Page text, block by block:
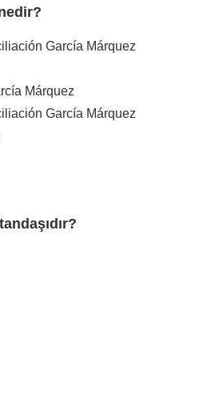
García Márquez
Márquez
García Márquez